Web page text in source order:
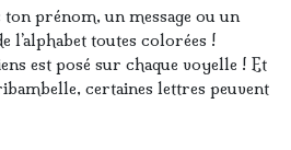
prénom, un message ou un
l’alphabet toutes colorées !
est posé sur chaque voyelle ! Et
certaines lettres peuvent